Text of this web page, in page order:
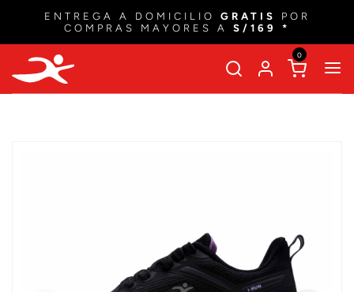
ENTREGA A DOMICILIO GRATIS
POR
COMPRAS MAYORES A S/169 *
0